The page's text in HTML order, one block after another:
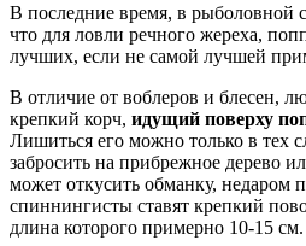
В последние время, в рыболовной
что для ловли речного жереха,
лучших, если не самой лучшей
В отличие от воблеров и блесен,
крепкий корч, идущий поверху
Лишиться его можно только в тех
забросить на прибрежное дерево
может откусить обманку, недаром
спиннингисты ставят крепкий
длина которого примерно 10-15